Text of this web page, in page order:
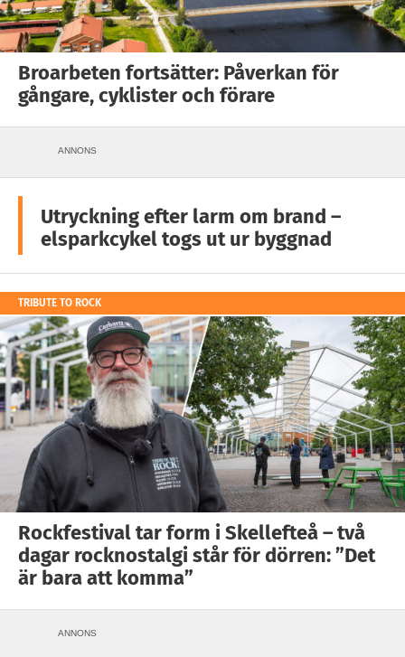
Broarbeten fortsätter: Påverkan för
gångare, cyklister och förare
ANNONS
Utryckning efter larm om brand –
elsparkcykel togs ut ur byggnad
TRIBUTE TO ROCK
Rockfestival tar form i Skellefteå – två
dagar rocknostalgi står för dörren: ”Det
är bara att komma”
ANNONS